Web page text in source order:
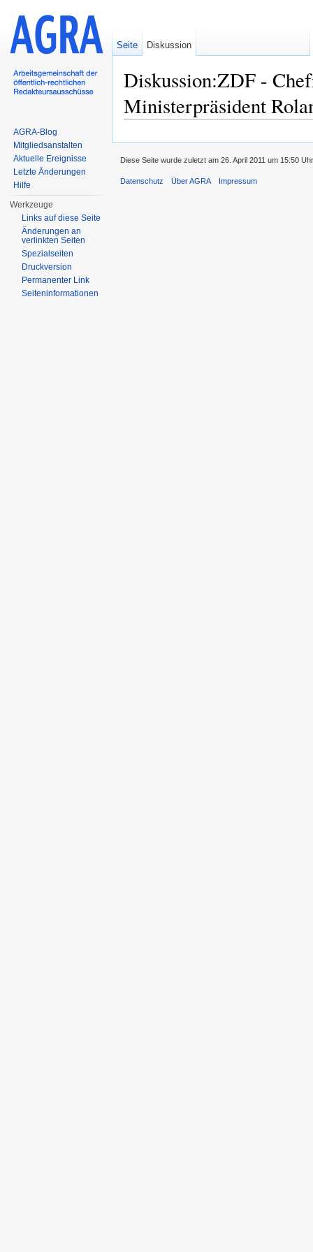
Diskussion:ZDF -
Ministerpräsident
Seite Diskussion
AGRA-Blog
Mitgliedsanstalten
Aktuelle Ereignisse
Letzte Änderungen
Hilfe
Werkzeuge
Links auf diese Seite
Änderungen an
verlinkten Seiten
Spezialseiten
Druckversion
Permanenter Link
Seiten­informationen
Diese Seite wurde zuletzt am 26. April 2011 um 15:50
Datenschutz Über AGRA Impressum